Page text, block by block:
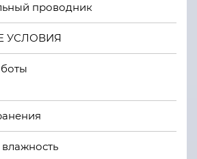
проводник
УСЛОВИЯ